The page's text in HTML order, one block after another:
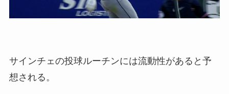
サインチェの投球ルーチンには流動性があると予
想される。